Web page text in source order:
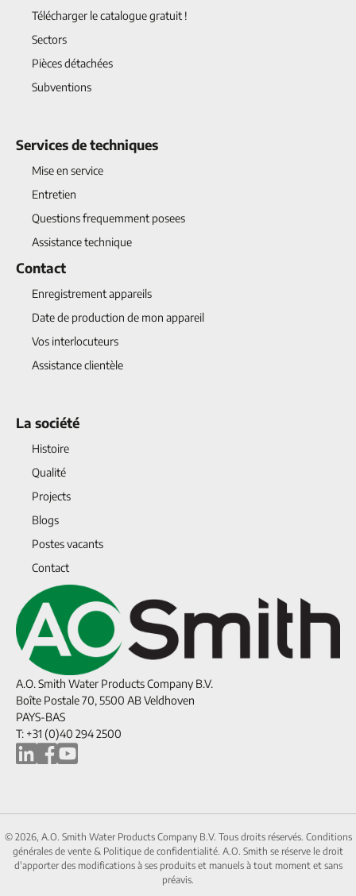
Télécharger le catalogue gratuit !
Sectors
Pièces détachées
Subventions
Services de techniques
Mise en service
Entretien
Questions frequemment posees
Assistance technique
Contact
Enregistrement appareils
Date de production de mon appareil
Vos interlocuteurs
Assistance clientèle
La société
Histoire
Qualité
Projects
Blogs
Postes vacants
Contact
A.O. Smith Water Products Company B.V.
Boîte Postale 70, 5500 AB Veldhoven
PAYS-BAS
T: +31 (0)40 294 2500
© 2026, A.O. Smith Water Products Company B.V. Tous droits réservés. Conditions
générales de vente & Politique de confidentialité. A.O. Smith se réserve le droit
d'apporter des modifications à ses produits et manuels à tout moment et sans
préavis.